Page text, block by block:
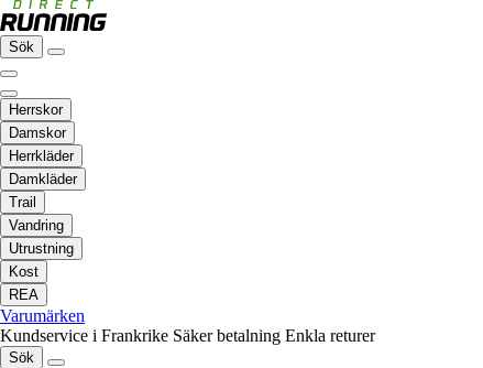
Sök
Herrskor
Damskor
Herrkläder
Damkläder
Trail
Vandring
Utrustning
Kost
REA
Varumärken
Kundservice i Frankrike Säker betalning Enkla returer
Sök